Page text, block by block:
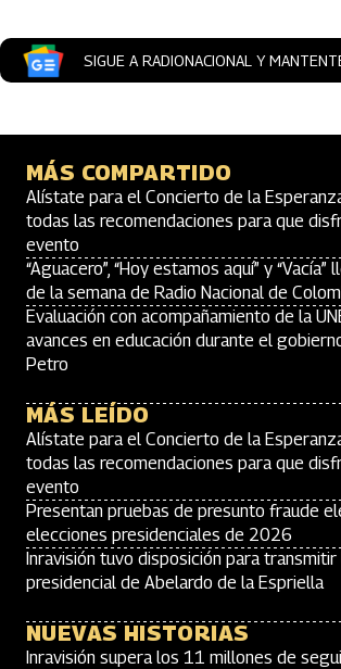
SIGUE A RADIONACIONAL Y
MÁS COMPARTIDO
Alístate para el Concierto de la
todas las recomendaciones para que
evento
“Aguacero”, “Hoy estamos aquí” y
de la semana de Radio Nacional de
Evaluación con acompañamiento de la
avances en educación durante el
Petro
MÁS LEÍDO
Alístate para el Concierto de la
todas las recomendaciones para que
evento
Presentan pruebas de presunto fraude
elecciones presidenciales de 2026
Inravisión tuvo disposición para transmitir
presidencial de Abelardo de la Espriella
NUEVAS HISTORIAS
Inravisión supera los 11 millones de